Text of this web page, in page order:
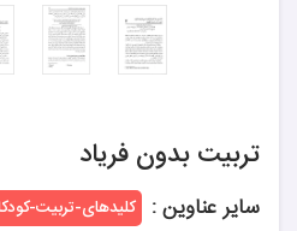
تربیت بدون فریاد
سایر عناوین : کلیدهای-تربیت-